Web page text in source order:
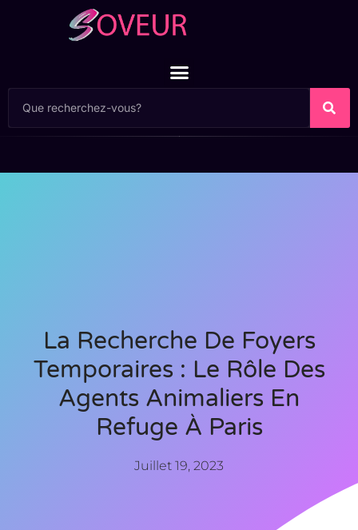
La Recherche De Foyers
Temporaires : Le Rôle Des
Agents Animaliers En
Refuge À Paris
Juillet 19, 2023